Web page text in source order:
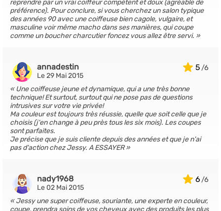
reprendre par un vrai coiffeur compétent et doux (agréable de
préférence). Pour conclure, si vous cherchez un salon typique
des années 90 avec une coiffeuse bien cagole, vulgaire, et
masculine voir même macho dans ses manières, qui coupe
comme un boucher charcutier foncez vous allez être servi.
5
annadestin
Le 29 Mai 2015
Une coiffeuse jeune et dynamique, qui a une très bonne
technique! Et surtout, surtout qui ne pose pas de questions
intrusives sur votre vie privée!
Ma couleur est toujours très réussie, quelle que soit celle que je
choisis (j'en change à peu près tous les six mois). Les coupes
sont parfaites.
Je précise que je suis cliente depuis des années et que je n'ai
pas d'action chez Jessy. A ESSAYER
6
nady1968
Le 02 Mai 2015
Jessy une super coiffeuse, souriante, une experte en couleur,
coupe, prendra soins de vos cheveux avec des produits les plus